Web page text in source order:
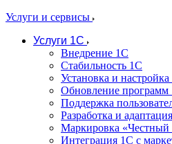
Услуги и сервисы
Услуги 1С
Внедрение 1С
Стабильность 1С
Установка и
Обновление программ
Поддержка
Разработка и
Маркировка «Честный
Интеграция 1С с